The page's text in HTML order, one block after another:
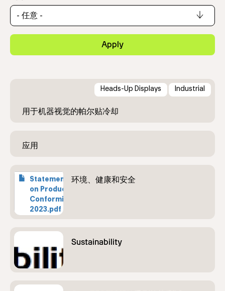
Apply
Heads-Up Displays Industrial
文件
Statement
on Product
Conformity
2023.pdf